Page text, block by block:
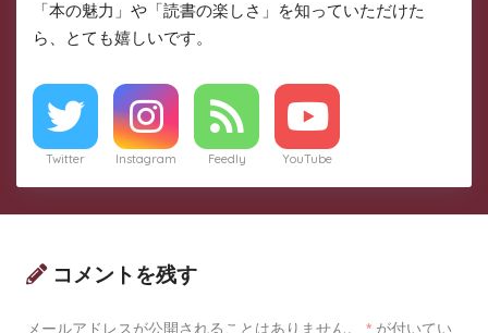
「本の魅力」や「読書の楽しさ」を知っていただけた
ら、とても嬉しいです。
Twitter Instagram Feedly YouTube
コメントを残す
メールアドレスが公開されることはありません。 * が付いてい